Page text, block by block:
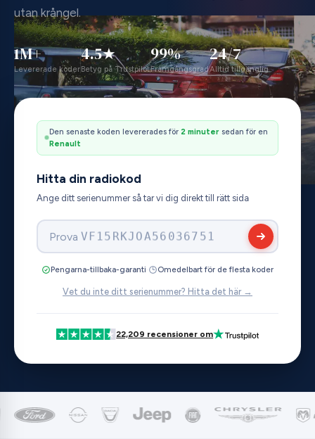
utan krångel.
1M+
Levererade koder
4.5★
Betyg på Trustpilot
99%
Framgångsgrad
24/7
Alltid tillgänglig
Den senaste koden levererades för 4 minuter sedan för en
Honda
Hitta din radiokod
Ange ditt serienummer så tar vi dig direkt till rätt sida
Prova 281154420RTN018
Pengarna-tillbaka-garanti· Omedelbart för de flesta koder
Vet du inte ditt serienummer? Hitta det här →
22,209 recensioner om